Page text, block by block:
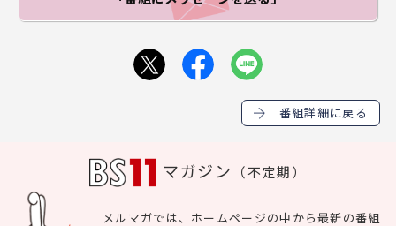
番組詳細に戻る
マガジン （不定期）
メルマガでは、ホームページの中から最新の番組